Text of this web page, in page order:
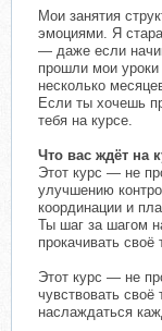
Мои занятия
эмоциями. Я
— даже если
прошли мои уроки
несколько
Если ты хочешь
тебя на курсе.
Что вас ждёт на
Этот курс — не
улучшению
координации и
Ты шаг за шагом
прокачивать своё
Этот курс — не
чувствовать своё
наслаждаться